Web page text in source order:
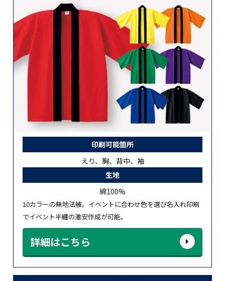
印刷可能箇所
えり、胸、背中、袖
生地
綿100%
10カラーの無地法被。イベントに合わせ色を選び名入れ印刷
でイベント半纏の激安作成が可能。
詳細はこちら